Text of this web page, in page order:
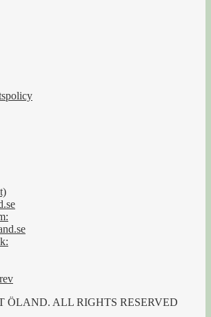
ÖLAND. ALL RIGHTS RESERVED